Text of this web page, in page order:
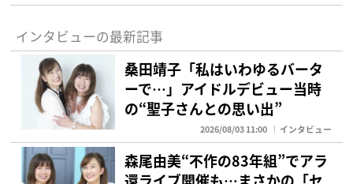
インタビューの最新記事
桑田靖子「私はいわゆるバータ
ーで…」アイドルデビュー当時
の“聖子さんとの思い出”
2026/08/03 11:00 インタビュー
森尾由美“不作の83年組”でアラ